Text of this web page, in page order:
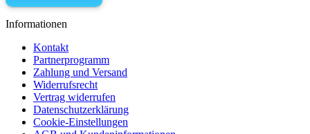
Informationen
Kontakt
Partnerprogramm
Zahlung und Versand
Widerrufsrecht
Vertrag widerrufen
Datenschutzerklärung
Cookie-Einstellungen